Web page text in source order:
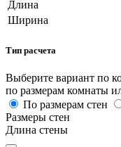
Длина
Ширина
Тип расчета
Выберите вариант по
по размерам комнаты
По размерам стен
Размеры стен
Длина стены